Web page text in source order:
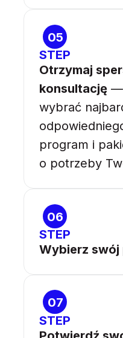
05
STEP
Otrzymaj
konsultację —
wybrać
program i
o potrzeby
06
STEP
Wybierz swój
07
STEP